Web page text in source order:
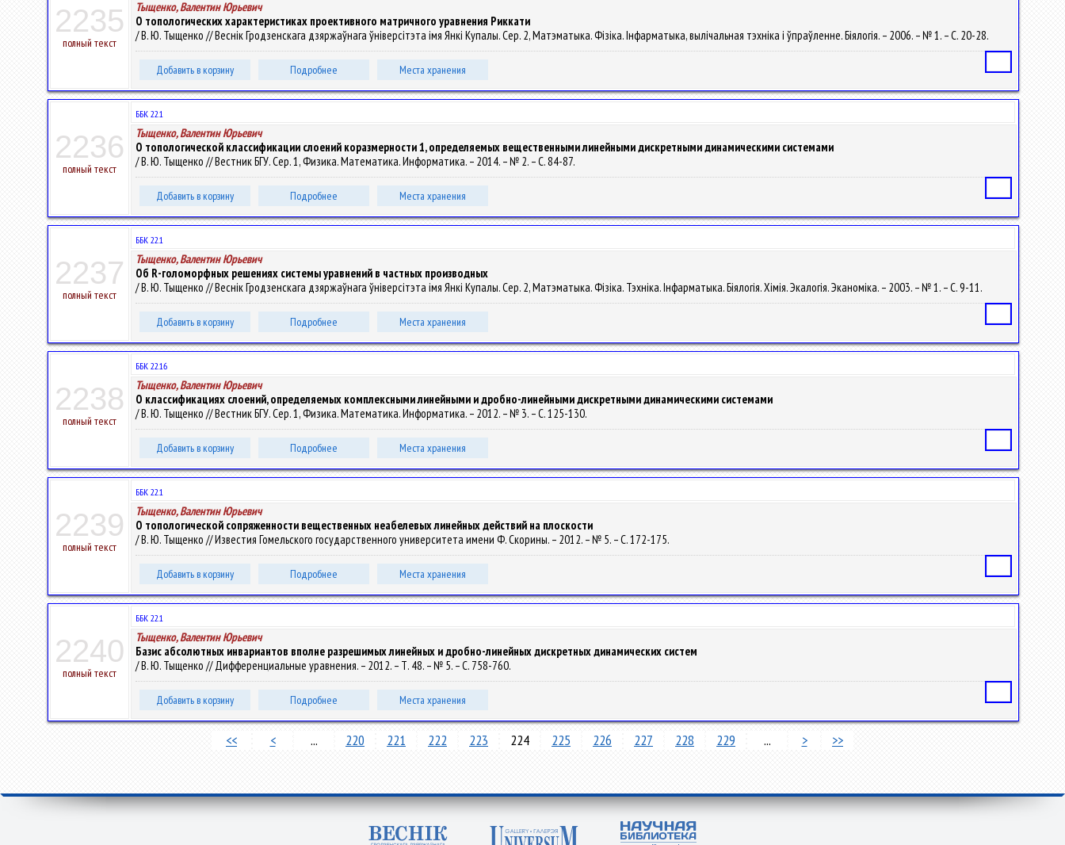
2235
полный текст
Тыщенко, Валентин Юрьевич
О топологических характеристиках проективного матричного уравнения Риккати
/ В. Ю. Тыщенко // Веснік Гродзенскага дзяржаўнага ўніверсітэта імя Янкі Купалы. Сер. 2, Матэматыка. Фізіка. Інфарматыка, вылічальная тэхніка і ўпраўленне. Біялогія. – 2006. – № 1. – С. 20-28.
Добавить в корзину Подробнее Места хранения
2236
полный текст
ББК 22.1
Тыщенко, Валентин Юрьевич
О топологической классификации слоений коразмерности 1, определяемых вещественными линейными дискретными динамическими системами
/ В. Ю. Тыщенко // Вестник БГУ. Сер. 1, Физика. Математика. Информатика. – 2014. – № 2. – С. 84-87.
Добавить в корзину Подробнее Места хранения
2237
полный текст
ББК 22.1
Тыщенко, Валентин Юрьевич
Об R-голоморфных решениях системы уравнений в частных производных
/ В. Ю. Тыщенко // Веснік Гродзенскага дзяржаўнага ўніверсітэта імя Янкі Купалы. Сер. 2, Матэматыка. Фізіка. Тэхніка. Інфарматыка. Біялогія. Хімія. Экалогія. Эканоміка. – 2003. – № 1. – С. 9-11.
Добавить в корзину Подробнее Места хранения
2238
полный текст
ББК 22.16
Тыщенко, Валентин Юрьевич
О классификациях слоений, определяемых комплексными линейными и дробно-линейными дискретными динамическими системами
/ В. Ю. Тыщенко // Вестник БГУ. Сер. 1, Физика. Математика. Информатика. – 2012. – № 3. – С. 125-130.
Добавить в корзину Подробнее Места хранения
2239
полный текст
ББК 22.1
Тыщенко, Валентин Юрьевич
О топологической сопряженности вещественных неабелевых линейных действий на плоскости
/ В. Ю. Тыщенко // Известия Гомельского государственного университета имени Ф. Скорины. – 2012. – № 5. – С. 172-175.
Добавить в корзину Подробнее Места хранения
2240
полный текст
ББК 22.1
Тыщенко, Валентин Юрьевич
Базис абсолютных инвариантов вполне разрешимых линейных и дробно-линейных дискретных динамических систем
/ В. Ю. Тыщенко // Дифференциальные уравнения. – 2012. – Т. 48. – № 5. – С. 758-760.
Добавить в корзину Подробнее Места хранения
<< < ... 220 221 222 223 224 225 226 227 228 229 ... > >>